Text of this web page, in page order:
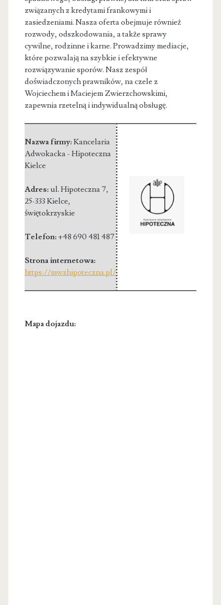
związanych z kredytami frankowymi i
zasiedzeniami. Nasza oferta obejmuje również
rozwody, odszkodowania, a także sprawy
cywilne, rodzinne i karne. Prowadzimy mediacje,
które pozwalają na szybkie i efektywne
rozwiązywanie sporów. Nasz zespół
doświadczonych prawników, na czele z
Wojciechem i Maciejem Zwierzchowskimi,
zapewnia rzetelną i indywidualną obsługę.
Nazwa firmy: Kancelaria
Adwokacka - Hipoteczna
Kielce
Adres: ul. Hipoteczna 7,
25-333 Kielce,
świętokrzyskie
Telefon: +48 690 481 487
Strona internetowa:
https://mwzhipoteczna.pl/
Mapa dojazdu: